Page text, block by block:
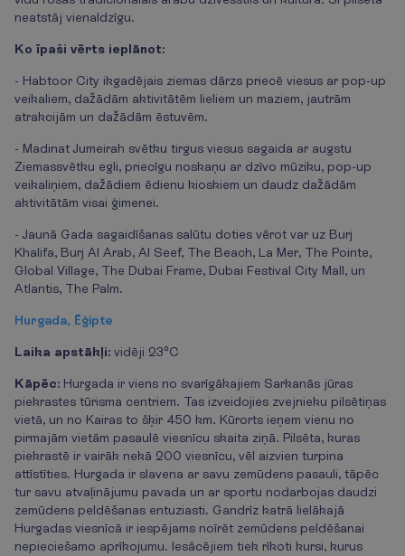
neatstāj vienaldzīgu.
Ko īpaši vērts ieplānot:
- Habtoor City ikgadējais ziemas dārzs priecē viesus ar pop-up
veikaliem, dažādām aktivitātēm lieliem un maziem, jautrām
atrakcijām un dažādām ēstuvēm.
- Madinat Jumeirah svētku tirgus viesus sagaida ar augstu
Ziemassvētku egli, priecīgu noskaņu ar dzīvo mūziku, pop-up
veikaliņiem, dažādiem ēdienu kioskiem un daudz dažādām
aktivitātām visai ģimenei.
- Jaunā Gada sagaidīšanas salūtu doties vērot var uz Burj
Khalifa, Burj Al Arab, Al Seef, The Beach, La Mer, The Pointe,
Global Village, The Dubai Frame, Dubai Festival City Mall, un
Atlantis, The Palm.
Hurgada, Ēģipte
Laika apstākļi: vidēji 23°C
Kāpēc: Hurgada ir viens no svarīgākajiem Sarkanās jūras
piekrastes tūrisma centriem. Tas izveidojies zvejnieku pilsētiņas
vietā, un no Kairas to šķir 450 km. Kūrorts ieņem vienu no
pirmajām vietām pasaulē viesnīcu skaita ziņā. Pilsēta, kuras
piekrastē ir vairāk nekā 200 viesnīcu, vēl aizvien turpina
attīstīties. Hurgada ir slavena ar savu zemūdens pasauli, tāpēc
tur savu atvaļinājumu pavada un ar sportu nodarbojas daudzi
zemūdens peldēšanas entuziasti. Gandrīz katrā lielākajā
Hurgadas viesnīcā ir iespējams noīrēt zemūdens peldēšanai
nepieciešamo aprīkojumu. Iesācējiem tiek rīkoti kursi, kurus